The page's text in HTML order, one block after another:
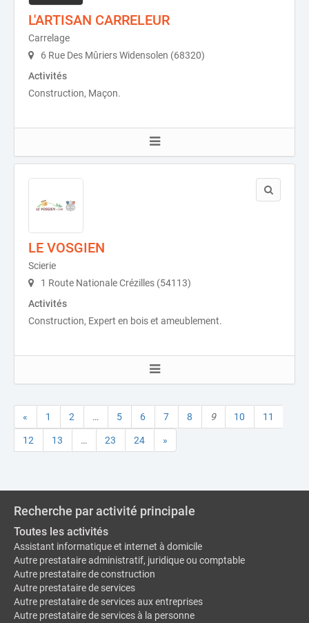
L'ARTISAN CARRELEUR
Carrelage
6 Rue Des Mûriers Widensolen (68320)
Activités
Construction, Maçon.
LE VOSGIEN
Scierie
1 Route Nationale Crézilles (54113)
Activités
Construction, Expert en bois et ameublement.
« 1 2 … 5 6 7 8 9 10 11
12 13 … 23 24 »
Recherche par activité principale
Toutes les activités
Assistant informatique et internet à domicile
Autre prestataire administratif, juridique ou comptable
Autre prestataire de construction
Autre prestataire de services
Autre prestataire de services aux entreprises
Autre prestataire de services à la personne